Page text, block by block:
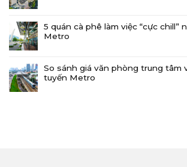
5 quán cà phê làm việc “cực chill”
Metro
So sánh giá văn phòng trung tâm
tuyến Metro